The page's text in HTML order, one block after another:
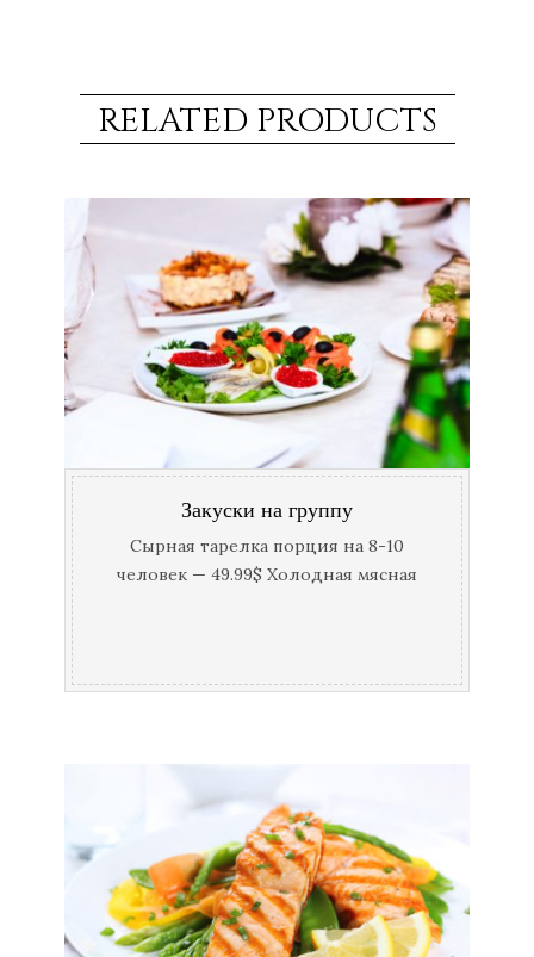
RELATED PRODUCTS
Закуски на группу
Сырная тарелка порция на 8-10
человек — 49.99$ Холодная мясная